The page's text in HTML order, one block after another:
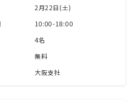
2月22日(土)
10:00-18:00
4名
無料
大阪支社